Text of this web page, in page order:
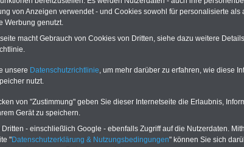
Einkommensrunde für Hessische
zum Beamtenversorgungsrecht
Einrichtungen des öffentlichen Dienstes; auch für Personalräte
Interessierte geeignet. Termine für das Jahr 2021 und Orte
von Anzeigen verwendet - und Cookies sowohl für personalisierte als
Werbung genutzt.
macht Gebrauch von Cookies von Dritten, siehe dazu weitere
unsere Datenschutzrichtlinie, um mehr darüber zu erfahren, wie diese
nutzt.
von "Zustimmung" geben Sie dieser Internetseite die Erlaubnis,
Gerät zu speichern.
- einschließlich Google - ebenfalls Zugriff auf die Nutzerdaten.
"Datenschutzerklärung & Nutzungsbedingungen" können Sie sich